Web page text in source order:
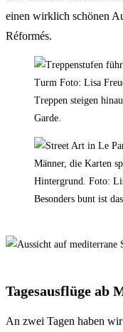
einen wirklich schönen
Réformés.
Treppen steigen
Garde.
Besonders bunt ist
Tagesausflüge ab
An zwei Tagen haben